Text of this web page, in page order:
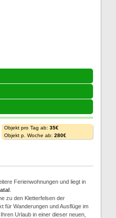
Objekt pro Tag ab: 35€
Objekt p. Woche ab: 280€
Ferienwohnungen und liegt in
zu den Kletterfelsen der
für Wanderungen und Ausflüge im
Urlaub in einer dieser neuen,